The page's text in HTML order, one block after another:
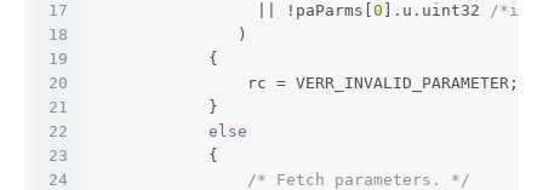
17
18
19
20
21
22
23
24
                 || !paParms[
0 ].u.uint32 /
               )
            {
                rc = VERR_INVALID_PARAMETER;
            }
else
            {
/* Fetch parameters. */